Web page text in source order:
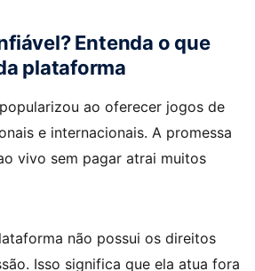
Entenda o que
plataforma
ao oferecer jogos de
e internacionais. A promessa
vivo sem pagar atrai muitos
não possui os direitos
Isso significa que ela atua fora